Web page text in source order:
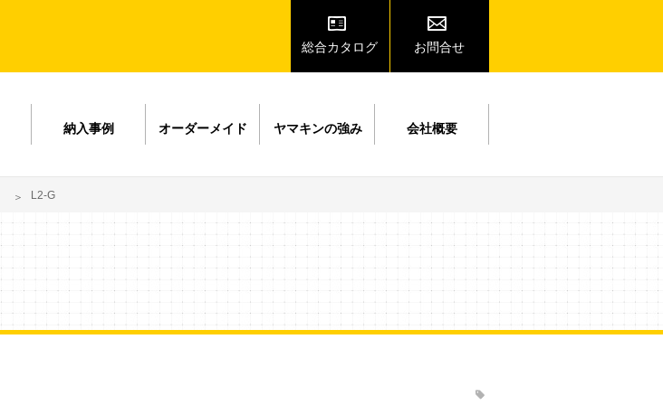
総合カタログ お問合せ
納入事例 オーダーメイド ヤマキンの強み 会社概要
L2-G